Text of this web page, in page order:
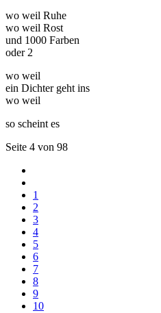
wo weil Ruhe
wo weil Rost
und 1000 Farben
oder 2
wo weil
ein Dichter geht ins
wo weil
so scheint es
Seite 4 von 98
1
2
3
4
5
6
7
8
9
10